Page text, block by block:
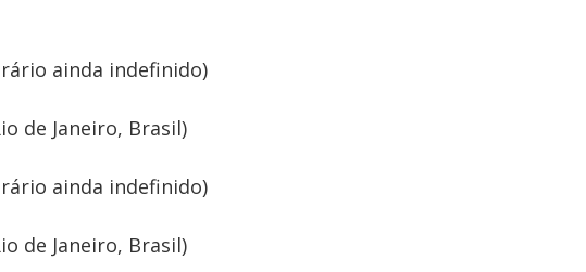
ainda indefinido)
de Janeiro, Brasil)
ainda indefinido)
de Janeiro, Brasil)